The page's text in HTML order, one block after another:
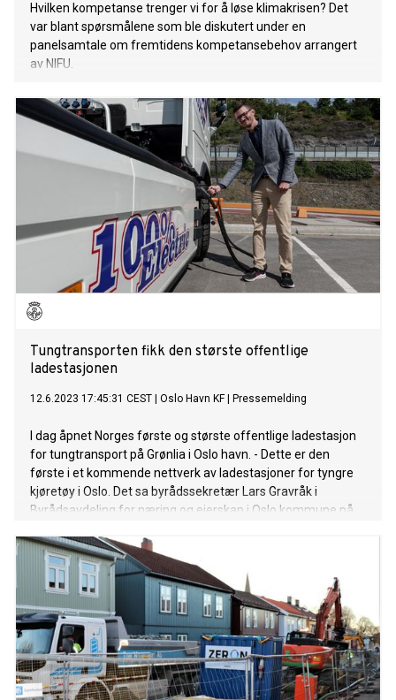
Hvilken kompetanse trenger vi for å løse klimakrisen? Det
var blant spørsmålene som ble diskutert under en
panelsamtale om fremtidens kompetansebehov arrangert
av NIFU.
Tungtransporten fikk den største offentlige
ladestasjonen
12.6.2023 17:45:31 CEST Oslo Havn KF| Pressemelding
I dag åpnet Norges første og største offentlige ladestasjon
for tungtransport på Grønlia i Oslo havn. - Dette er den
første i et kommende nettverk av ladestasjoner for tyngre
kjøretøy i Oslo. Det sa byrådssekretær Lars Gravråk i
Byrådsavdeling for næring og eierskap i Oslo kommune på